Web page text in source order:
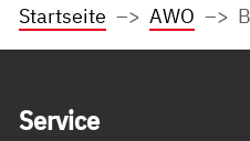
Startseite
AWO
Ser­vice